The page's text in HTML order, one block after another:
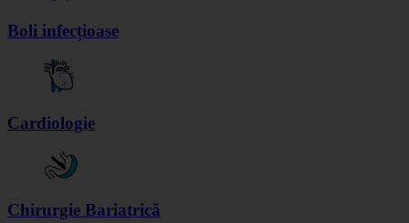
Boli infecțioase
Cardiologie
Chirurgie Bariatrică